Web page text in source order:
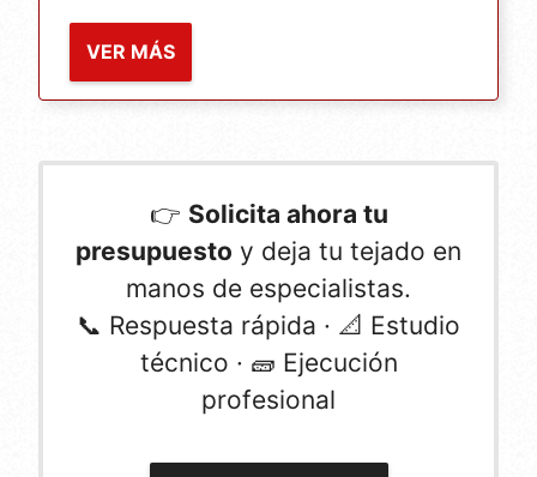
VER MÁS
👉 Solicita ahora tu
presupuesto y deja tu tejado en
manos de especialistas.
📞 Respuesta rápida · 📐 Estudio
técnico · 🧱 Ejecución
profesional